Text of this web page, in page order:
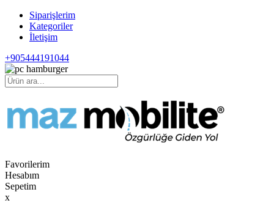
Siparişlerim
Kategoriler
İletişim
+905444191044
Favorilerim
Hesabım
Sepetim
x